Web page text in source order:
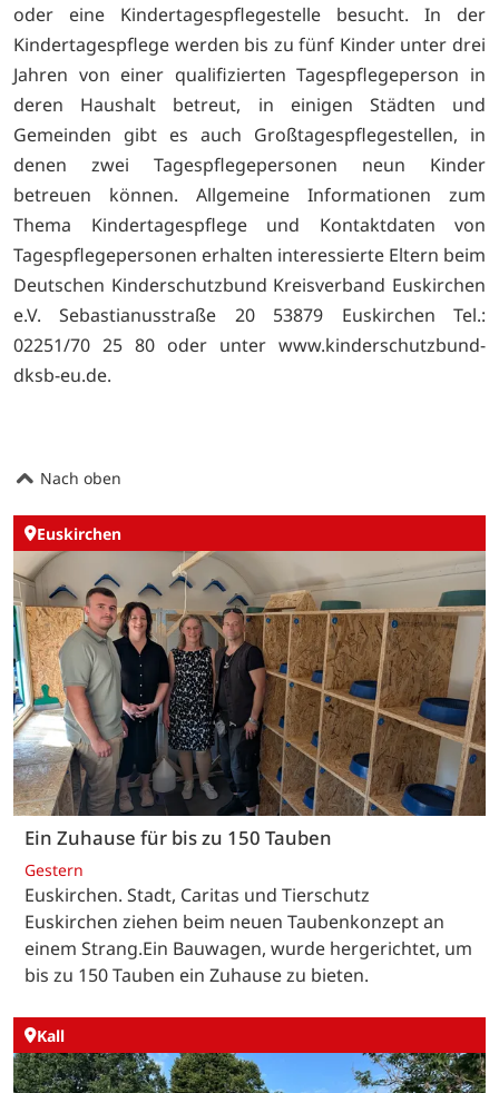
oder eine Kindertagespflegestelle besucht. In der
Kindertagespflege werden bis zu fünf Kinder unter drei
Jahren von einer qualifizierten Tagespflegeperson in
deren Haushalt betreut, in einigen Städten und
Gemeinden gibt es auch Großtagespflegestellen, in
denen zwei Tagespflegepersonen neun Kinder
betreuen können. Allgemeine Informationen zum
Thema Kindertagespflege und Kontaktdaten von
Tagespflegepersonen erhalten interessierte Eltern beim
Deutschen Kinderschutzbund Kreisverband Euskirchen
e.V. Sebastianusstraße 20 53879 Euskirchen Tel.:
02251/70 25 80 oder unter www.kinderschutzbund-
dksb-eu.de.
Nach oben
Euskirchen
Ein Zuhause für bis zu 150 Tauben
Gestern
Euskirchen. Stadt, Caritas und Tierschutz
Euskirchen ziehen beim neuen Taubenkonzept an
einem Strang.Ein Bauwagen, wurde hergerichtet, um
bis zu 150 Tauben ein Zuhause zu bieten.
Kall